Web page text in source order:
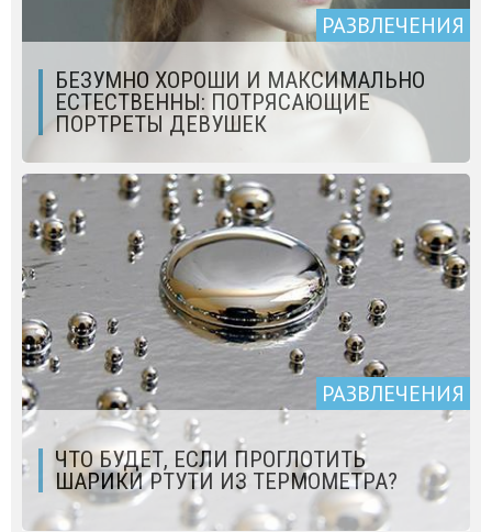
РАЗВЛЕЧЕНИЯ
БЕЗУМНО ХОРОШИ И МАКСИМАЛЬНО
ЕСТЕСТВЕННЫ: ПОТРЯСАЮЩИЕ
ПОРТРЕТЫ ДЕВУШЕК
РАЗВЛЕЧЕНИЯ
ЧТО БУДЕТ, ЕСЛИ ПРОГЛОТИТЬ
ШАРИКИ РТУТИ ИЗ ТЕРМОМЕТРА?